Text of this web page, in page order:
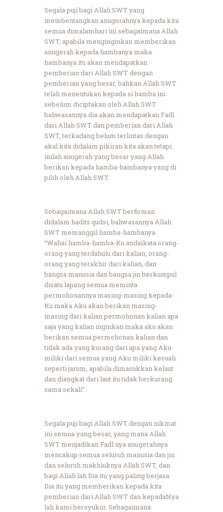
Segala puji bagi Allah SWT yang
membentangkan anugerahnya kepada kita
semua dimalamhari ini sebagaimana Allah
SWT, apabila menginginkan memberikan
anugerah kepada hambanya maka
hambanya itu akan mendapatkan
pemberian dari Allah SWT dengan
pemberian yang besar, bahkan Allah SWT
telah menentukan kepada si hamba ini
sebelum diciptakan oleh Allah SWT
bahwasannya dia akan mendapatkan Fadl
dari Allah SWT dan pemberian dari Allah
SWT, terkadang belum terlintas dengan
akal kita didalam pikiran kita akan tetapi
inilah anugerah yang besar yang Allah
berikan kepada hamba-hambanya yang di
pilih oleh Allah SWT.
Sebagaimana Allah SWT berfirman
didalam hadits qudsi, bahwasannya Allah
SWT memanggil hamba-hambanya
“Wahai hamba-hamba-Ku andaikata orang-
orang yang terdahulu dari kalian, orang-
orang yang terakhir dari kalian, dan
bangsa manusia dan bangsa jin berkumpul
disatu lapang semua meminta
permohonannya masing-masing kepada-
Ku maka Aku akan berikan masing-
masing dari kalian permohonan kalian apa
saja yang kalian inginkan maka aku akan
berikan semua permohonan kalian dan
tidak ada yang kurang dari apa yang Aku
miliki dari semua yang Aku miliki kecuali
seperti jarum, apabila dimasukkan kelaut
dan diangkat dari laut itu tidak berkurang
sama sekali”.
Segala puji bagi Allah SWT dengan nikmat
ini semua yang besar, yang mana Allah
SWT menjadikan Fadl nya anugerahnya
mencakup semua seluruh manusia dan jin
dan seluruh makhluknya Allah SWT, dan
bagi Allah lah Dia itu yang paling berjasa
Dia itu yang memberikan kepada kita
pemberian dari Allah SWT dan kepadaNya
lah kami bersyukur. Sebagaimana